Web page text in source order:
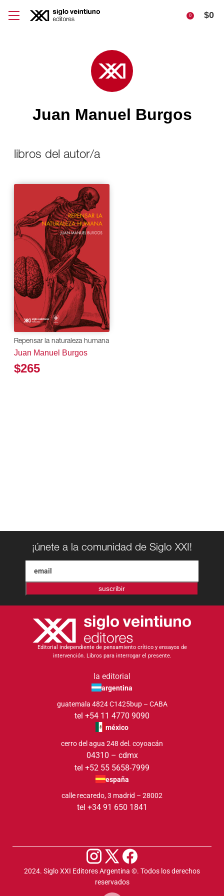
0 $0
Juan Manuel Burgos
libros del autor/a
Repensar la naturaleza humana
Juan Manuel Burgos
$265
¡únete a la comunidad de Siglo XXI!
suscribir
Editorial independiente de pensamiento crítico y ensayos de
intervención. Libros para interrogar el presente.
la editorial
argentina
guatemala 4824 C1425bup – CABA
tel +54 11 4770 9090
méxico
cerro del agua 248 del. coyoacán
04310 – cdmx
tel +52 55 5658-7999
españa
calle recaredo, 3 madrid – 28002
tel +34 91 650 1841
2024. Siglo XXI Editores Argentina ©️. Todos los derechos
reservados